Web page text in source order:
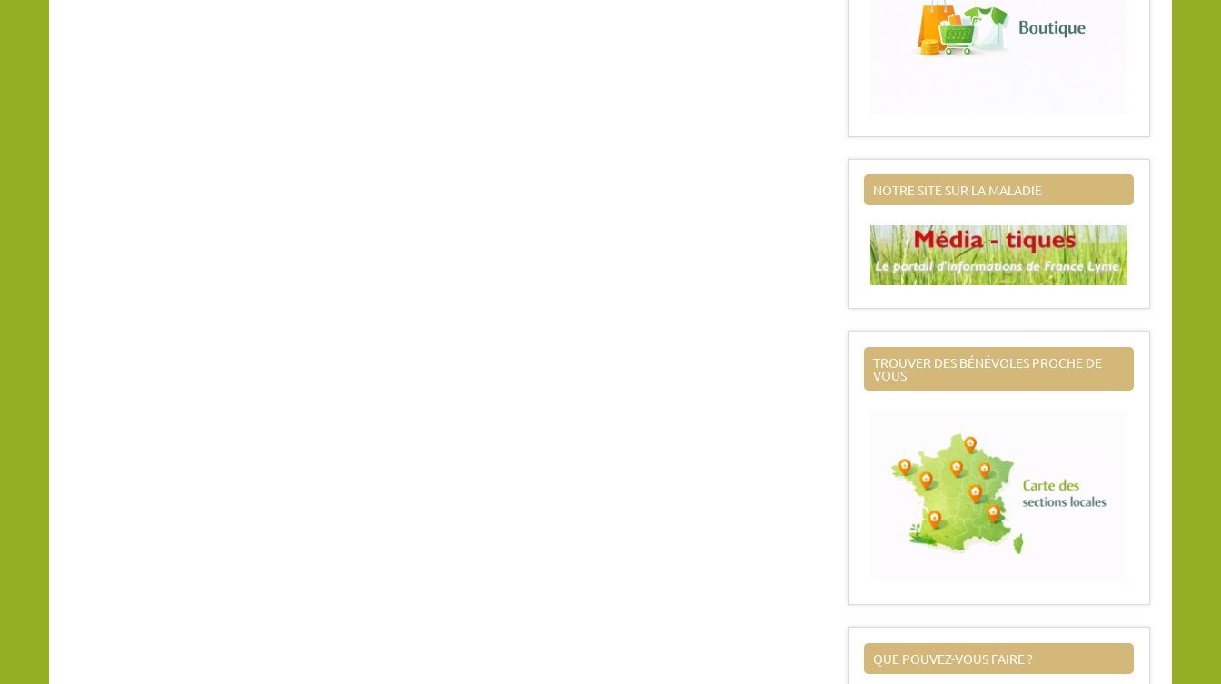
NOTRE SITE SUR LA MALADIE
TROUVER DES BÉNÉVOLES PROCHE DE
VOUS
QUE POUVEZ-VOUS FAIRE ?